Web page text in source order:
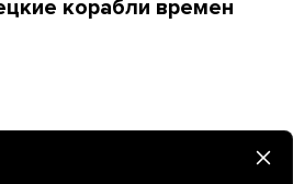
корабли времен
по пляжу